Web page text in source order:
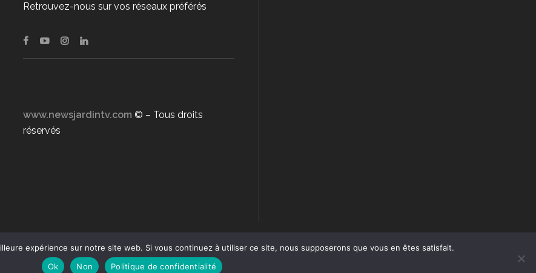
Retrouvez-nous sur vos réseaux préférés
www.newsjardintv.com © – Tous droits
réservés
expérience sur notre site web. Si vous continuez à utiliser ce site, nous supposerons que vous en êtes satisfait.
Ok
Non Politique de confidentialité